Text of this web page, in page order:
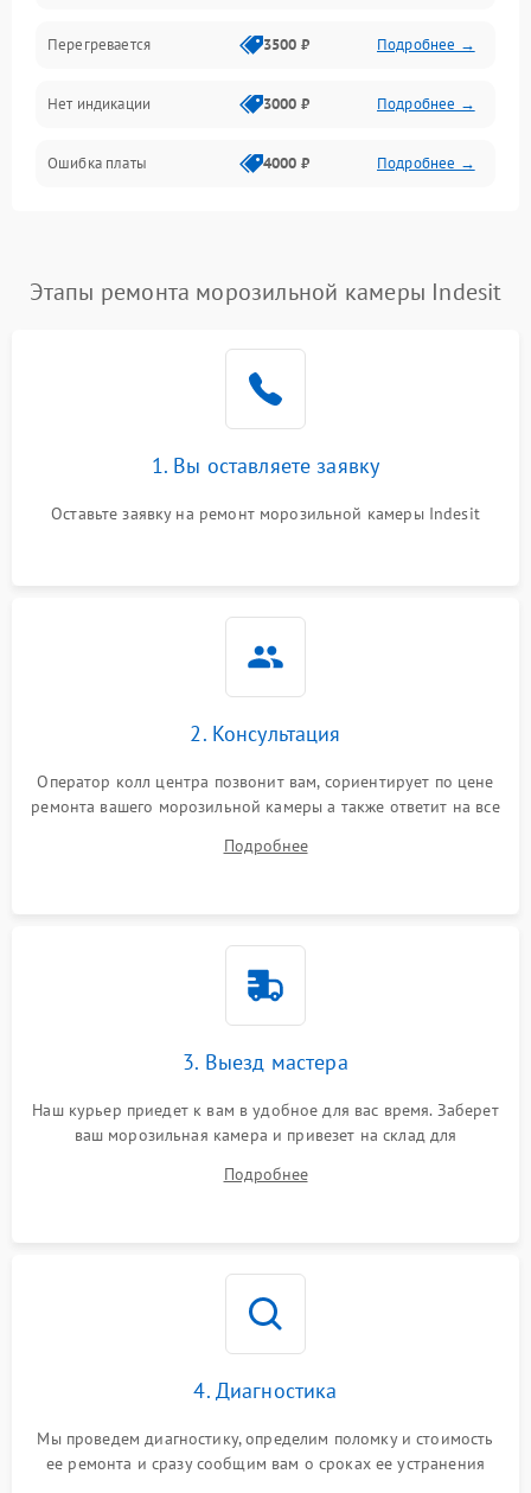
Перегревается 3500 ₽ Подробнее →
Нет индикации 3000 ₽ Подробнее →
Ошибка платы 4000 ₽ Подробнее →
Этапы ремонта морозильной камеры Indesit
1. Вы оставляете заявку
Оставьте заявку на ремонт морозильной камеры Indesit
2. Консультация
Оператор колл центра позвонит вам, сориентирует по цене
ремонта вашего морозильной камеры а также ответит на все
Подробнее
3. Выезд мастера
Наш курьер приедет к вам в удобное для вас время. Заберет
ваш морозильная камера и привезет на склад для
Подробнее
4. Диагностика
Мы проведем диагностику, определим поломку и стоимость
ее ремонта и сразу сообщим вам о сроках ее устранения